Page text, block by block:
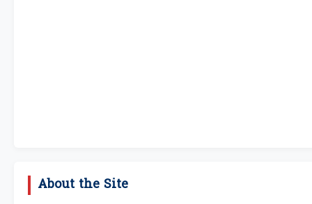
About the Site